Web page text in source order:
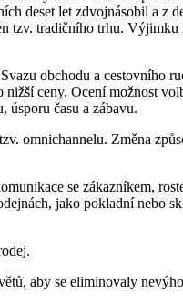
deset let zdvojnásobil a z
tradičního trhu.
obchodu a cestovního
ceny. Ocení možnost
úsporu času a zábavu.
omnichannelu. Změna
se zákazníkem,
jako pokladní nebo
aby se eliminovaly